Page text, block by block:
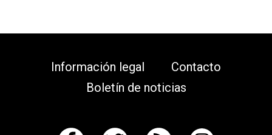
Información legal
Contacto
Boletín de noticias